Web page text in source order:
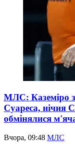
МЛС: Каземіро
Суареса, нічия
обмінялися
Вчора, 09:48 МЛС